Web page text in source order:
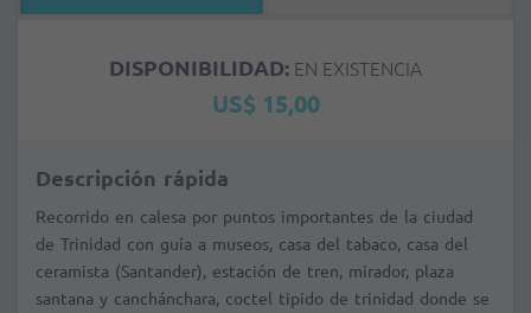
DISPONIBILIDAD: EN EXISTENCIA
US$ 15,00
Descripción rápida
Recorrido en calesa por puntos importantes de la ciudad
de Trinidad con guía a museos, casa del tabaco, casa del
ceramista (Santander), estación de tren, mirador, plaza
santana y canchánchara, coctel tipido de trinidad donde se